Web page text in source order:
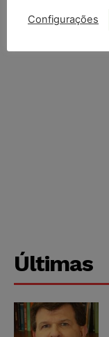
Últimas
Configurações